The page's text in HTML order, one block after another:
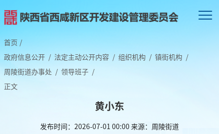
首页 /
政府信息公开 / 法定主动公开内容 / 组织机构 / 镇街机构 /
周陵街道办事处 / 领导班子 /
正文
黄小东
发布时间：2026-07-01 00:00 来源：周陵街道